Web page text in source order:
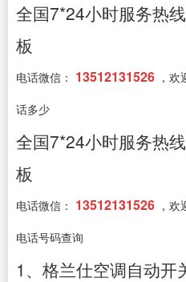
全国7*24小时服务热
板
电话微信： 13512131526 ，
话多少
全国7*24小时服务热
板
电话微信： 13512131526 ，
电话号码查询
1、格兰仕空调自动开